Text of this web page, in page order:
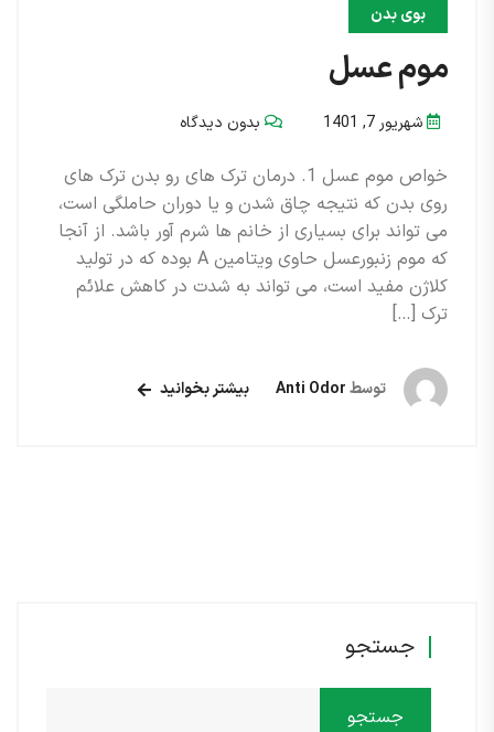
بوی بدن
موم عسل
شهریور 7, 1401 بدون دیدگاه
خواص موم عسل 1. درمان ترک های رو بدن ترک های
روی بدن که نتیجه چاق شدن و یا دوران حاملگی است،
می تواند برای بسیاری از خانم ها شرم آور باشد. از آنجا
که موم زنبورعسل حاوی ویتامین A بوده که در تولید
کلاژن مفید است، می تواند به شدت در کاهش علائم
ترک […]
توسطAnti Odor بیشتر بخوانید
جستجو
جستجو